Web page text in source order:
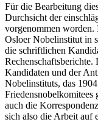
Für die Bearbeitung
Durchsicht der
vorgenommen
Osloer Nobelinstitut in
die schriftlichen
Kandidaten und der
Nobelinstituts, das
auch die
sich also die Arbeit auf